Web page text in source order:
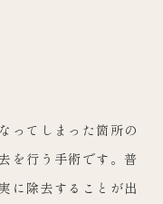
ってしまった箇所の
を行う手術です。普
に除去することが出